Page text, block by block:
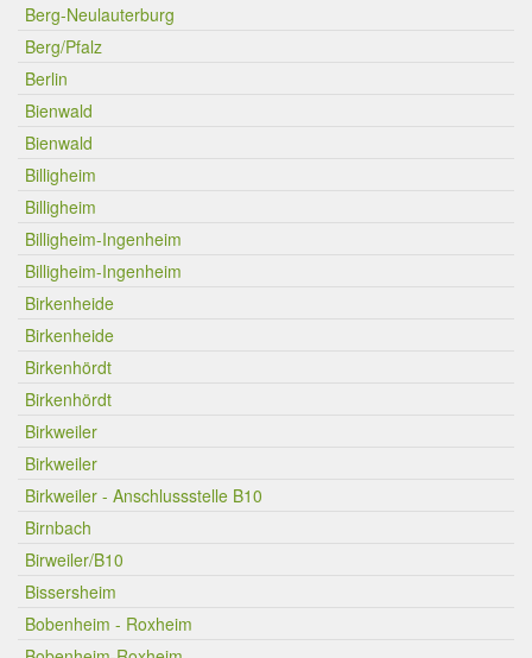
Berg-Neulauterburg
Berg/Pfalz
Berlin
Bienwald
Bienwald
Billigheim
Billigheim
Billigheim-Ingenheim
Billigheim-Ingenheim
Birkenheide
Birkenheide
Birkenhördt
Birkenhördt
Birkweiler
Birkweiler
Birkweiler - Anschlussstelle B10
Birnbach
Birweiler/B10
Bissersheim
Bobenheim - Roxheim